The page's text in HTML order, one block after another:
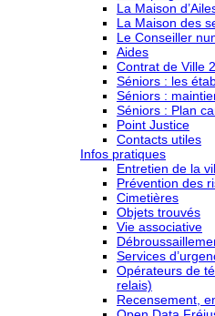
La Maison
La Maison des
Le Conseiller
Aides
Contrat de Ville
Séniors : les
Séniors :
Séniors : Plan
Point Justice
Contacts utiles
Infos pratiques
Entretien de la
Prévention des
Cimetières
Objets trouvés
Vie associative
Services
Opérateurs de
relais)
Recensement,